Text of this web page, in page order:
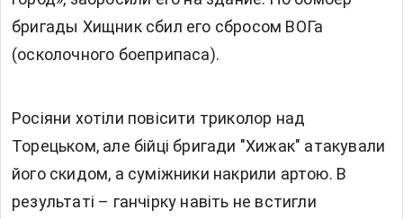
бригады Хищник сбил его сбросом ВОГа
(осколочного боеприпаса).
Росіяни хотіли повісити триколор над
Торецьком, але бійці бригади "Хижак" атакували
його скидом, а суміжники накрили артою. В
результаті – ганчірку навіть не встигли